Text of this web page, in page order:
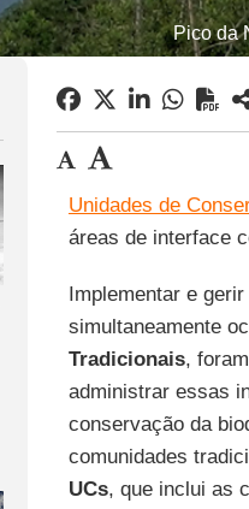
Pico da
Unidades de
áreas de interface
Implementar e gerir
simultaneamente
Tradicionais,
administrar essas
conservação da
comunidades
UCs, que inclui as